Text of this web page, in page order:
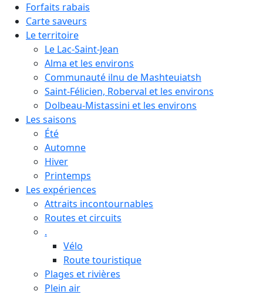
Forfaits rabais
Carte saveurs
Le territoire
Le Lac-Saint-Jean
Alma et les environs
Communauté ilnu de Mashteuiatsh
Saint-Félicien, Roberval et les environs
Dolbeau-Mistassini et les environs
Les saisons
Été
Automne
Hiver
Printemps
Les expériences
Attraits incontournables
Routes et circuits
.
Vélo
Route touristique
Plages et rivières
Plein air